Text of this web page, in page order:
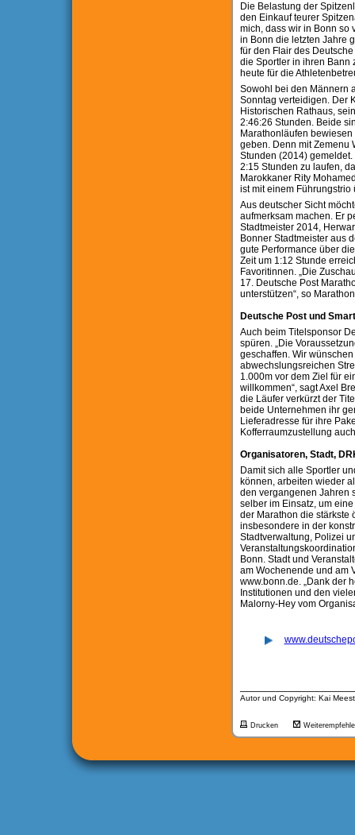
Die Belastung der
den Einkauf teurer
mich, dass wir in Bonn so
in Bonn die letzten Jahre
für den Flair des
die Sportler in ihren Bann
heute für die
Sowohl bei den Männern
Sonntag verteidigen. Der
Historischen Rathaus,
2:46:26 Stunden. Beide
Marathonläufen
geben. Denn mit Zemenu
Stunden (2014)
2:15 Stunden zu laufen,
Marokkaner Rity
ist mit einem
Aus deutscher Sicht
aufmerksam machen. Er
Stadtmeister 2014,
Bonner Stadtmeister aus
gute Performance über
Zeit um 1:12 Stunde
Favoritinnen. „Die
17. Deutsche Post
unterstützen“, so
Deutsche Post und
Auch beim Titelsponsor
spüren. „Die
geschaffen. Wir
abwechslungsreichen
1.000m vor dem Ziel für
willkommen“, sagt Axel
die Läufer verkürzt der
beide Unternehmen ihr
Lieferadresse für ihre
Kofferraumzustellung
Organisatoren, Stadt,
Damit sich alle Sportler
können, arbeiten wieder
den vergangenen Jahren
selber im Einsatz, um
der Marathon die stärkste
insbesondere in der
Stadtverwaltung, Polizei
Bonn. Stadt und
am Wochenende und am
www.bonn.de. „Dank der
Institutionen und den
Malorny-Hey vom
Autor und Copyright: Kai
Drucken